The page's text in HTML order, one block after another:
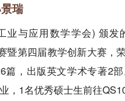
瑞
与应用数学学会) 颁发
暨第四届教学创新大赛，
，出版英文学术专著2
，1名优秀硕士生前往